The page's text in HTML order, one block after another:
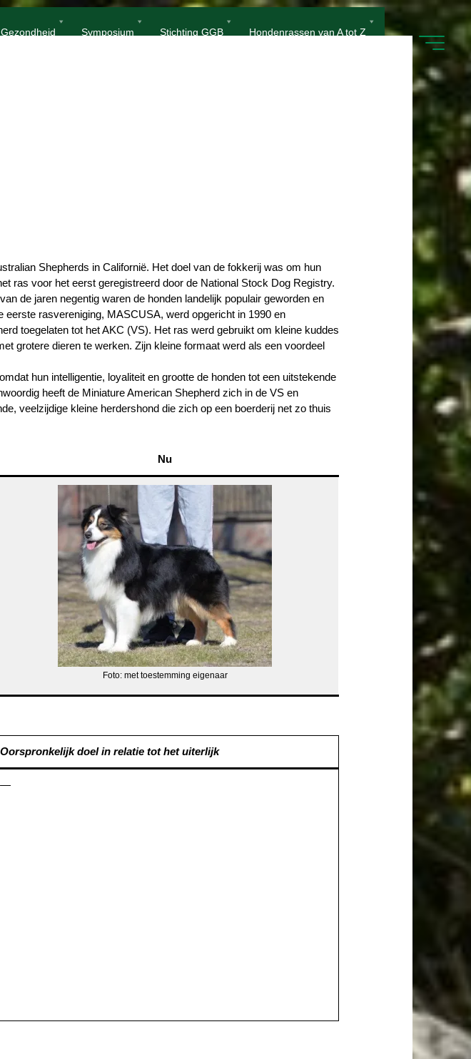
Symposium Stichting GGB Hondenrassen van A tot Z
Shepherds in Californië. Het doel van de fokkerij was om hun
ras voor het eerst geregistreerd door de National Stock Dog Registry.
de jaren negentig waren de honden landelijk populair geworden en
rasvereniging, MASCUSA, werd opgericht in 1990 en
toegelaten tot het AKC (VS). Het ras werd gebruikt om kleine kuddes
grotere dieren te werken. Zijn kleine formaat werd als een voordeel
hun intelligentie, loyaliteit en grootte de honden tot een uitstekende
heeft de Miniature American Shepherd zich in de VS en
veelzijdige kleine herdershond die zich op een boerderij net zo thuis
Nu
Foto: met toestemming eigenaar
Oorspronkelijk doel in relatie tot het uiterlijk
—